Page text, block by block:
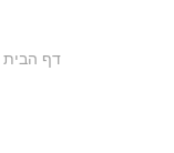
דף הבית